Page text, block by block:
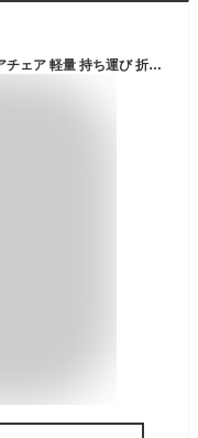
【2脚セット】 折りたたみチェア アウトドアチェア 軽量 持ち運び 折りたたみ椅子 コンパクト 携帯 いす チェア 軽量 簡易椅子 伸縮椅子 軽量 耐荷重250KG チェア キャンプイス キャンプチェア スツール 踏み台 アウトドア 送料無料